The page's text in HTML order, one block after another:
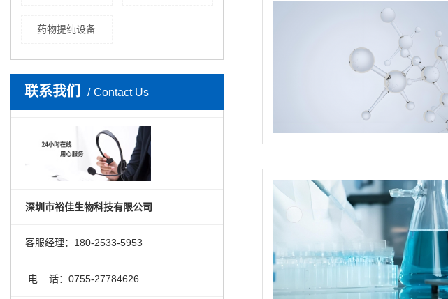
药物提纯设备
联系我们 Contact Us
深圳市裕佳生物科技有限公司
客服经理：180-2533-5953
电 话：0755-27784626